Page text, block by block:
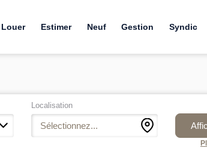
Louer Estimer Neuf Gestion Syndic
Localisation
Sélectionnez...